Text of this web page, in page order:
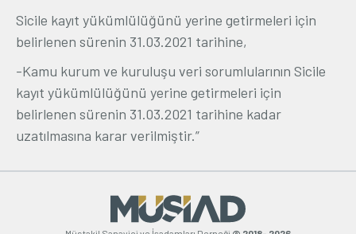
Sicile kayıt yükümlülüğünü yerine getirmeleri için
belirlenen sürenin 31.03.2021 tarihine,
-Kamu kurum ve kuruluşu veri sorumlularının Sicile
kayıt yükümlülüğünü yerine getirmeleri için
belirlenen sürenin 31.03.2021 tarihine kadar
uzatılmasına karar verilmiştir.”